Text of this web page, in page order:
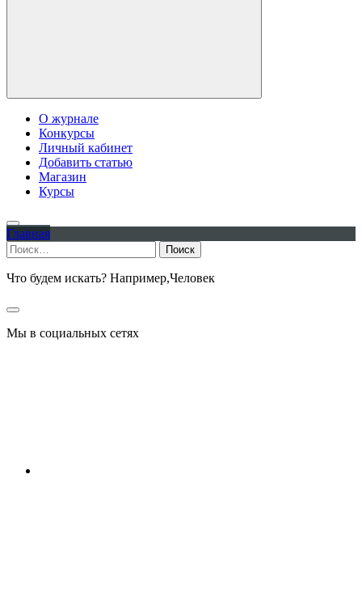
О журнале
Конкурсы
Личный кабинет
Добавить статью
Магазин
Курсы
Главная
Найти:
Что будем искать? Например,Человек
Мы в социальных сетях